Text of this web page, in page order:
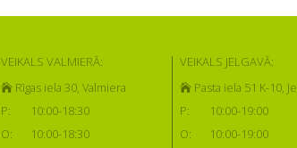
VEIKALS VALMIERĀ:
Rīgas iela 30, Valmiera
P:
10:00-18:30
O:
10:00-18:30
VEIKALS JELGAVĀ:
Pasta iela 51 K-10,
P:
10:00-19:00
O:
10:00-19:00